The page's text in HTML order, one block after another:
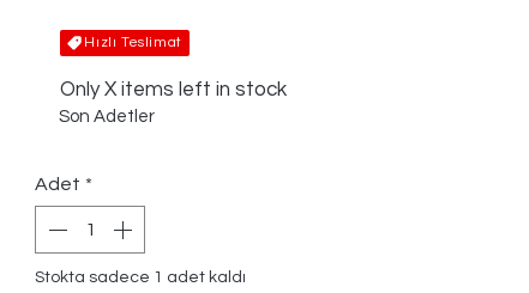
Hızlı Teslimat
Only X items left in stock
Son Adetler
Adet *
Stokta sadece 1 adet kaldı